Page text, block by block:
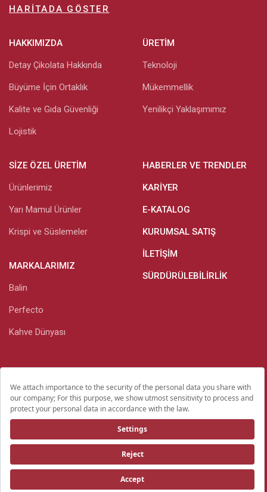
HARITADA GÖSTER
HAKKIMIZDA
Detay Çikolata Hakkında
Büyüme İçin Ortaklık
Kalite ve Gıda Güvenliği
Lojistik
ÜRETIM
Teknoloji
Mükemmellik
Yenilikçi Yaklaşımımız
SIZE ÖZEL ÜRETIM
Ürünlerimiz
Yarı Mamul Ürünler
Krispi ve Süslemeler
MARKALARIMIZ
Balin
Perfecto
Kahve Dünyası
HABERLER VE TRENDLER
KARIYER
E-KATALOG
KURUMSAL SATIŞ
İLETIŞIM
SÜRDÜRÜLEBILIRLIK
Kişisel Verilerin Korunması
Yatırımcı İlişkileri
Yasal Bilgiler Ve Gizlilik Bildirimi
© 2026 Detay Gıda Sanayi Ve
Ticaret A.Ş Kabataş